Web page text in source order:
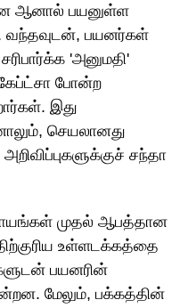
ஆனால் பயனுள்ள
வந்தவுடன், பயனர்கள்
'அனுமதி'
போன்ற
இது
செயலானது
சந்தா
முதல் ஆபத்தான
உள்ளடக்கத்தை
பயனரின்
மேலும், பக்கத்தின்